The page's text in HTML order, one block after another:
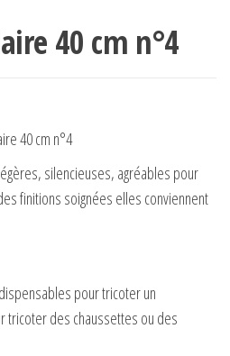
40 cm n°4
40 cm n°4
silencieuses, agréables pour
finitions soignées elles conviennent
pour tricoter un
tricoter des chaussettes ou des